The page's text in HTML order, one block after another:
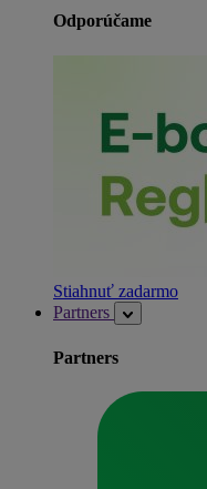
Odporúčame
Stiahnuť zadarmo
Partners
Partners